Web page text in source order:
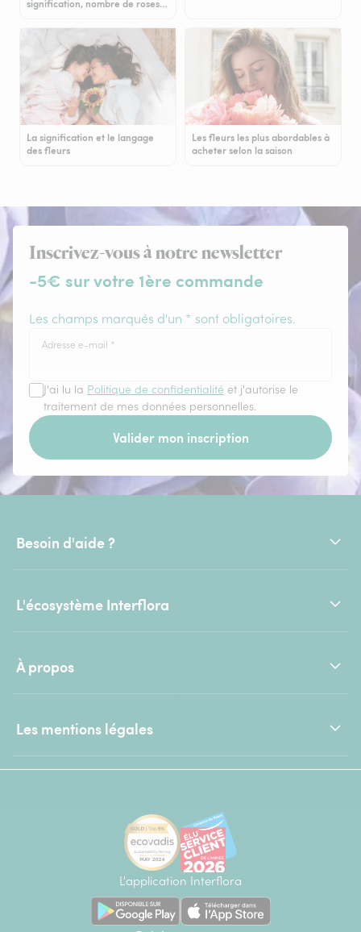
signification, nombre de roses…
La signification et le langage
des fleurs
Les fleurs les plus abordables à
acheter selon la saison
Inscrivez-vous à notre newsletter
-5€ sur votre 1ère commande
Les champs marqués d'un * sont obligatoires.
Adresse e-mail *
J'ai lu la Politique de confidentialité et j'autorise le
traitement de mes données personnelles.
Valider mon inscription
Besoin d'aide ?
L'écosystème Interflora
À propos
Les mentions légales
L'application Interflora